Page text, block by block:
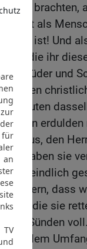
euch brachten,
nicht als
ist! Und
die ihr
Brüder und
den
Jesus, den
uns haben sie
feindlich
dass
die sie
ihrer Sünden
in vollem